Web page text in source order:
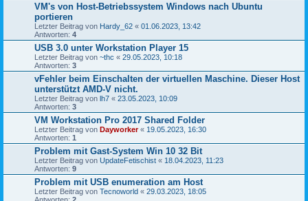
VM's von Host-Betriebssystem Windows nach Ubuntu
portieren
Letzter Beitrag von Hardy_62 « 01.06.2023, 13:42
Antworten: 4
USB 3.0 unter Workstation Player 15
Letzter Beitrag von ~thc « 29.05.2023, 10:18
Antworten: 3
vFehler beim Einschalten der virtuellen Maschine. Dieser Host
unterstützt AMD-V nicht.
Letzter Beitrag von lh7 « 23.05.2023, 10:09
Antworten: 3
VM Workstation Pro 2017 Shared Folder
Letzter Beitrag von Dayworker« 19.05.2023, 16:30
Antworten: 1
Problem mit Gast-System Win 10 32 Bit
Letzter Beitrag von UpdateFetischist « 18.04.2023, 11:23
Antworten: 9
Problem mit USB enumeration am Host
Letzter Beitrag von Tecnoworld « 29.03.2023, 18:05
Antworten: 2